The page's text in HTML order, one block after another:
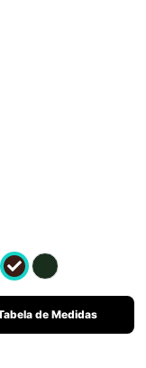
de Medidas